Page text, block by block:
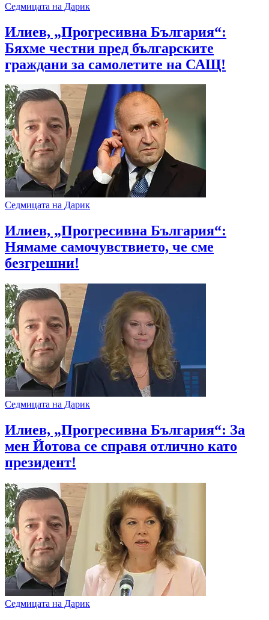
Седмицата на Дарик
Илиев, „Прогресивна България“:
Бяхме честни пред българските
граждани за самолетите на САЩ!
Седмицата на Дарик
Илиев, „Прогресивна България“:
Нямаме самочувствието, че сме
безгрешни!
Седмицата на Дарик
Илиев, „Прогресивна България“: За
мен Йотова се справя отлично като
президент!
Седмицата на Дарик